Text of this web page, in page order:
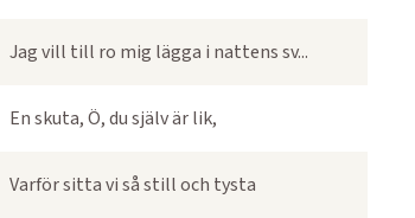
Jag vill till ro mig lägga i nattens sv...
En skuta, Ö, du själv är lik,
Varför sitta vi så still och tysta